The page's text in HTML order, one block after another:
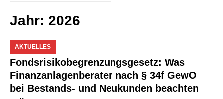
Jahr: 2026
AKTUELLES
Fondsrisikobegrenzungsgesetz: Was
Finanzanlagenberater nach § 34f GewO
bei Bestands- und Neukunden beachten